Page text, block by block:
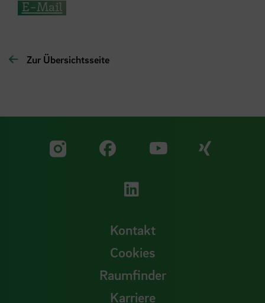
E-Mail
Zur Übersichtsseite
Zu unserer Facebook
Zu
Zu unserer
Kontakt
Cookies
Raumfinder
Karriere